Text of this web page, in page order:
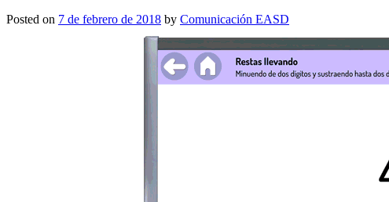
Posted on 7 de febrero de 2018 by Comunicación EASD